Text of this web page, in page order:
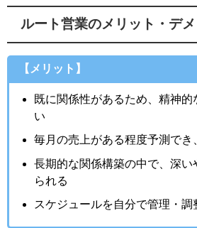
ルート営業のメリット・デメ
【メリット】
既に関係性があるため、精神的
い
毎月の売上がある程度予測でき
長期的な関係構築の中で、深い
られる
スケジュールを自分で管理・調